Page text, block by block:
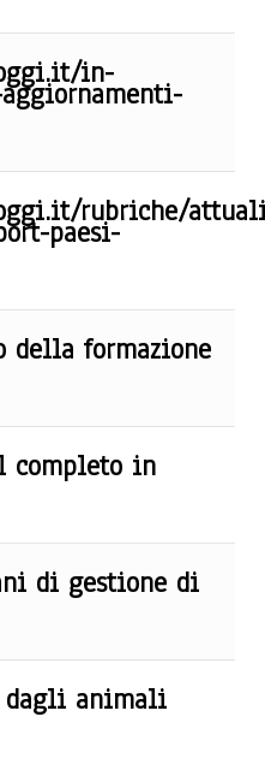
in-
aggiornamenti-
rubriche/
paesi-
della formazione
completo in
di gestione di
animali